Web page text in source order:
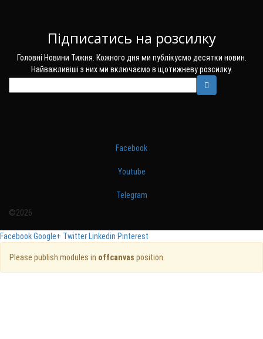
Підписатись на розсилку
Головні Новини Тижня. Кожного дня ми публікуємо десятки новин.
Найважливіші з них ми включаємо в щотижневу розсилку.
Facebook
Youtube
Telegram
©2026
FacebookGoogle+ TwitterLinkedin Pinterest
Please publish modules in offcanvas position.